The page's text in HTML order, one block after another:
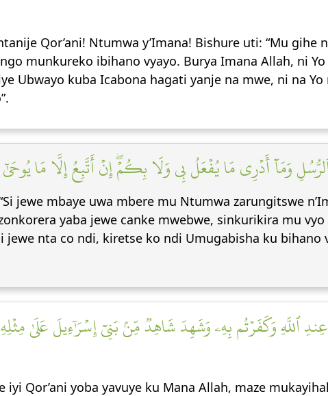
Qor’ani! Ntumwa y’Imana! Bishure uti: “Mu gihe
munkureko ibihano vyayo. Burya Imana Allah, ni
Ubwayo kuba Icabona hagati yanje na mwe, ni na
وَمَآ أَدۡرِي مَا يُفۡعَلُ بِي وَلَا بِكُمۡۖ إِنۡ أَتَّبِعُ إِلَّا مَا يُوحَىٰٓ
jewe mbaye uwa mbere mu Ntumwa zarungitswe
yaba jewe canke mwebwe, sinkurikira mu
nta co ndi, kiretse ko ndi Umugabisha ku bihano
ٱللَّهِ وَكَفَرۡتُم بِهِۦ وَشَهِدَ شَاهِدٞ مِّنۢ بَنِيٓ إِسۡرَٰٓءِيلَ عَلَىٰ
Qor’ani yoba yavuye ku Mana Allah, maze